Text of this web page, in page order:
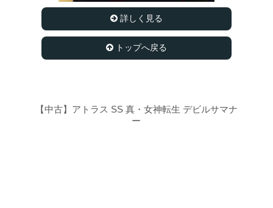
詳しく見る
トップへ戻る
【中古】アトラス SS 真・女神転生 デビルサマナ
ー